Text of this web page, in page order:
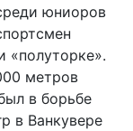
юниоров
«полуторке».
метров
в борьбе
в Ванкувере